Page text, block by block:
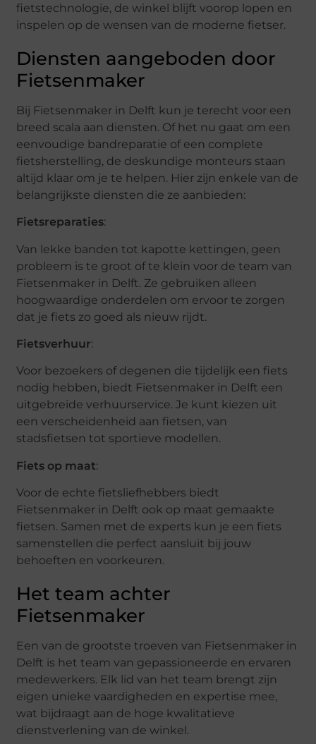
fietstechnologie, de winkel blijft voorop lopen en
inspelen op de wensen van de moderne fietser.
Diensten aangeboden door
Fietsenmaker
Bij Fietsenmaker in Delft kun je terecht voor een
breed scala aan diensten. Of het nu gaat om een
eenvoudige bandreparatie of een complete
fietsherstelling, de deskundige monteurs staan
altijd klaar om je te helpen. Hier zijn enkele van de
belangrijkste diensten die ze aanbieden:
Fietsreparaties:
Van lekke banden tot kapotte kettingen, geen
probleem is te groot of te klein voor de team van
Fietsenmaker in Delft. Ze gebruiken alleen
hoogwaardige onderdelen om ervoor te zorgen
dat je fiets zo goed als nieuw rijdt.
Fietsverhuur:
Voor bezoekers of degenen die tijdelijk een fiets
nodig hebben, biedt Fietsenmaker in Delft een
uitgebreide verhuurservice. Je kunt kiezen uit
een verscheidenheid aan fietsen, van
stadsfietsen tot sportieve modellen.
Fiets op maat:
Voor de echte fietsliefhebbers biedt
Fietsenmaker in Delft ook op maat gemaakte
fietsen. Samen met de experts kun je een fiets
samenstellen die perfect aansluit bij jouw
behoeften en voorkeuren.
Het team achter
Fietsenmaker
Een van de grootste troeven van Fietsenmaker in
Delft is het team van gepassioneerde en ervaren
medewerkers. Elk lid van het team brengt zijn
eigen unieke vaardigheden en expertise mee,
wat bijdraagt aan de hoge kwalitatieve
dienstverlening van de winkel.